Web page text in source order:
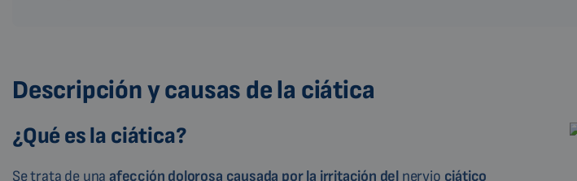
Descripción y causas de la ciática
¿Qué es la ciática?
Se trata de una afección dolorosa causada por la irritación del nervio ciático